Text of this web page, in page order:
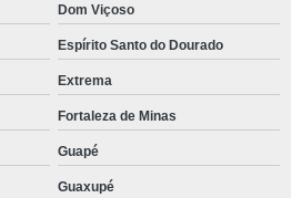
Dom Viçoso
Espírito Santo do Dourado
Extrema
Fortaleza de Minas
Guapé
Guaxupé